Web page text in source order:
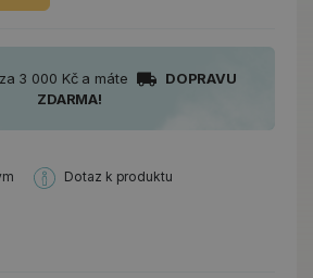
3 000 Kč a máte
DOPRAVU
ZDARMA!
Dotaz k produktu